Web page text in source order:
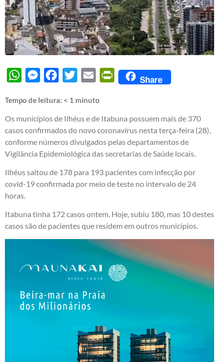
WhatsAppMessengerFacebook
Twitter Email PrintFriendly
Share
Tempo de leitura: < 1 minuto
Os municípios de Ilhéus e de Itabuna possuem mais de 370
casos confirmados do novo coronavírus nesta terça-feira (28),
conforme números divulgados pelas departamentos de
Vigilância Epidemiológica das secretarias de Saúde locais.
Ilhéus saltou de 178 para 193 pacientes com infecção por
covid-19 confirmada por meio de teste no intervalo de 24
horas.
Itabuna tinha 172 casos ontem. Hoje, subiu 180, mas 10 destes
casos são de pacientes que residem em outros municípios.